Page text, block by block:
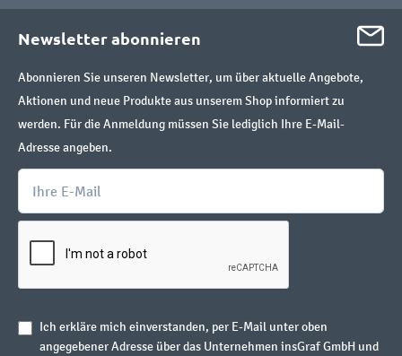
Newsletter abonnieren
Abonnieren Sie unseren Newsletter, um über aktuelle Angebote,
Aktionen und neue Produkte aus unserem Shop informiert zu
werden. Für die Anmeldung müssen Sie lediglich Ihre E-Mail-
Adresse angeben.
Ich erkläre mich einverstanden, per E-Mail unter oben
angegebener Adresse über das Unternehmen insGraf GmbH und